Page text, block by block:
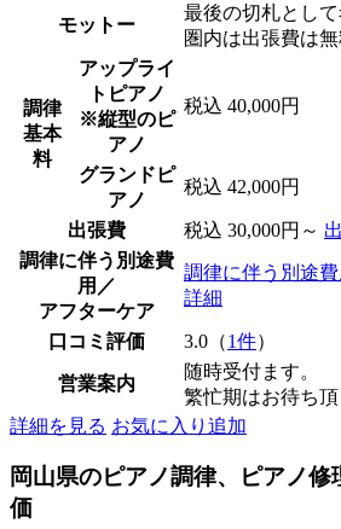
モットー
最後の切札とし
圏内は出張費は無
調律
基本
料
アップライ
トピアノ
※縦型のピ
アノ
税込 40,000円
グランドピ
アノ
税込 42,000円
出張費 税込 30,000円～
調律に伴う別途費
用／
アフターケア
調律に伴う別途
詳細
口コミ評価 3.0（1件）
営業案内
随時受付ます。
繁忙期はお待ち頂
詳細を見る お気に入り追加
岡山県のピアノ調律、ピアノ
価